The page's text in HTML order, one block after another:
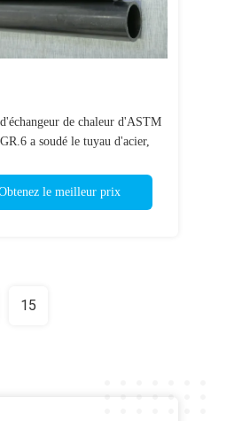
de chaleur d'ASTM
a soudé le tuyau d'acier,
le meilleur prix
15